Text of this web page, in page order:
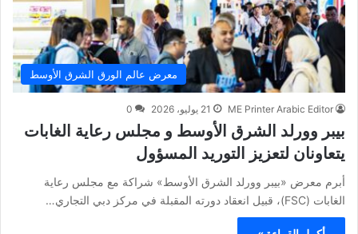
معرض عالم الورق الشرق الأوسط
ME Printer Arabic Editor 21 يوليو، 2026 0
بيبر وورلد الشرق الأوسط و مجلس رعاية الغابات
يتعاونان لتعزيز التوريد المسؤول
أبرم معرض «بيبر وورلد الشرق الأوسط» شراكة مع مجلس رعاية
الغابات (FSC)، قبيل انعقاد دورته المقبلة في مركز دبي التجاري…